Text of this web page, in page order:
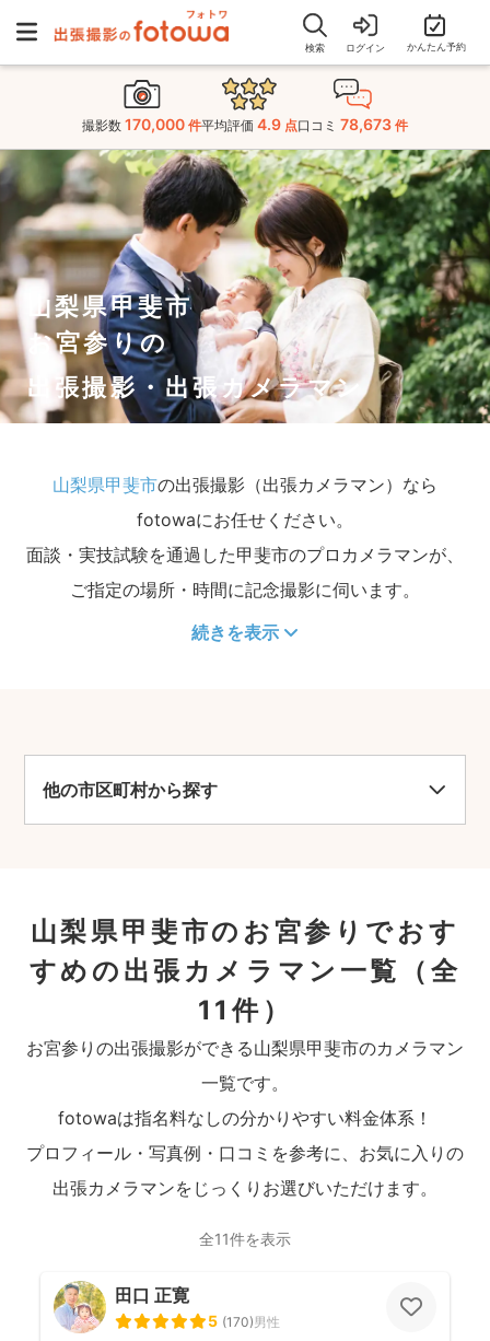
検索 ログイン かんたん予約
撮影数 170,000 件平均評価 4.9 点口コミ 78,673 件
山梨県甲斐市
お宮参りの
出張撮影・出張カメラマン
山梨県甲斐市の出張撮影（出張カメラマン）なら
fotowaにお任せください。
面談・実技試験を通過した甲斐市のプロカメラマンが、
ご指定の場所・時間に記念撮影に伺います。
続きを表示
他の市区町村から探す
山梨県甲斐市のお宮参りでおす
すめの出張カメラマン一覧
（全
11件）
お宮参りの出張撮影ができる山梨県甲斐市のカメラマン
一覧です。
fotowaは指名料なしの分かりやすい料金体系！
プロフィール・写真例・口コミを参考に、お気に入りの
出張カメラマンをじっくりお選びいただけます。
全11件を表示
田口 正寛
5 (170)男性